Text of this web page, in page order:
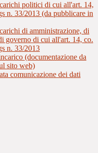
politici di cui all'art. 14,
n. 33/2013 (da pubblicare in
di amministrazione, di
governo di cui all'art. 14, co.
n. 33/2013
(documentazione da
sito web)
comunicazione dei dati